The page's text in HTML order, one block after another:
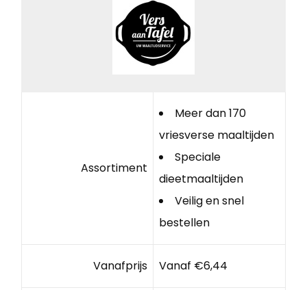
Assortiment
Meer dan 170
vriesverse maaltijden
Speciale
dieetmaaltijden
Veilig en snel
bestellen
Vanafprijs Vanaf €6,44